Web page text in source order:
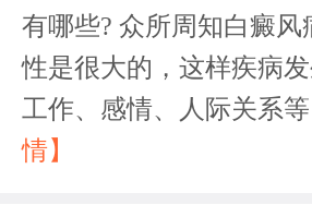
有哪些? 众所周知白癜风
性是很大的，这样疾病
工作、感情、人际关系等
情】